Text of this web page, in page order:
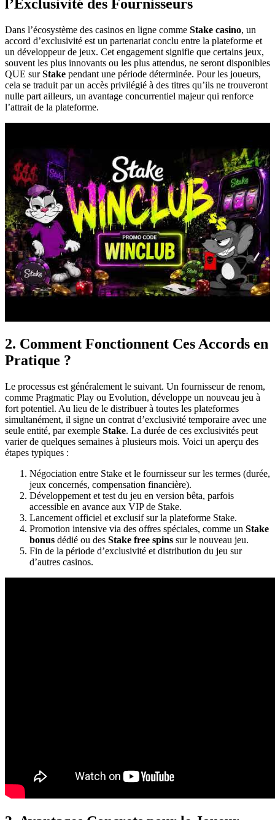
l’Exclusivité des Fournisseurs
Dans l’écosystème des casinos en ligne comme Stake casino, un
accord d’exclusivité est un partenariat conclu entre la plateforme et
un développeur de jeux. Cet engagement signifie que certains jeux,
souvent les plus innovants ou les plus attendus, ne seront disponibles
QUE surStake pendant une période déterminée. Pour les joueurs,
cela se traduit par un accès privilégié à des titres qu’ils ne trouveront
nulle part ailleurs, un avantage concurrentiel majeur qui renforce
l’attrait de la plateforme.
2. Comment Fonctionnent Ces Accords en
Pratique ?
Le processus est généralement le suivant. Un fournisseur de renom,
comme Pragmatic Play ou Evolution, développe un nouveau jeu à
fort potentiel. Au lieu de le distribuer à toutes les plateformes
simultanément, il signe un contrat d’exclusivité temporaire avec une
seule entité, par exemple Stake. La durée de ces exclusivités peut
varier de quelques semaines à plusieurs mois. Voici un aperçu des
étapes typiques :
Négociation entre Stake et le fournisseur sur les termes (durée,
jeux concernés, compensation financière).
Développement et test du jeu en version bêta, parfois
accessible en avance aux VIP de Stake.
Lancement officiel et exclusif sur la plateforme Stake.
Promotion intensive via des offres spéciales, comme un Stake
bonus dédié ou des Stake free spins sur le nouveau jeu.
Fin de la période d’exclusivité et distribution du jeu sur
d’autres casinos.